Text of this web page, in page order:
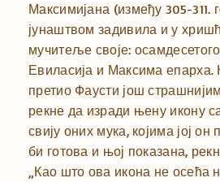
Максимијана (између 305-311.
јунаштвом задивила и у
мучитеље своје:
Евиласија и Максима епарха.
претио Фаусти још
рекне да изради њену икону
свију оних мука, којима јој он
би готова и њој показана,
„Као што ова икона не осећа